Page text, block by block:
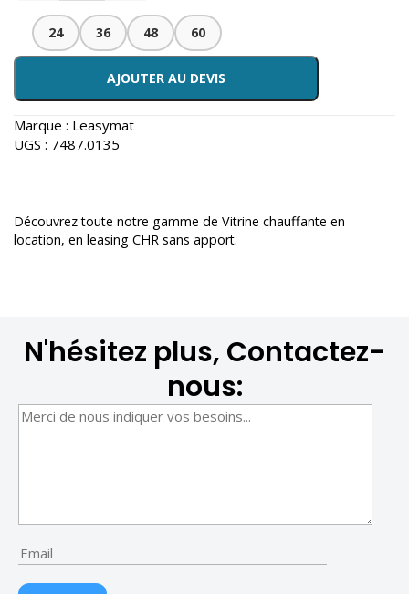
24 36 48 60
AJOUTER AU DEVIS
Marque : Leasymat
UGS : 7487.0135
Découvrez toute notre gamme de Vitrine chauffante en
location, en leasing CHR sans apport.
N'hésitez plus, Contactez-
nous: